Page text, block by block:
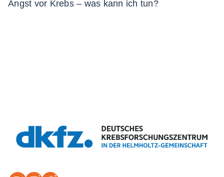
Angst vor Krebs – was kann ich tun?